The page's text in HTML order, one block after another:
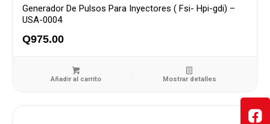
Generador De Pulsos Para Inyectores ( Fsi- Hpi-gdi) –
USA-0004
Q975.00
Añadir al carrito Mostrar detalles